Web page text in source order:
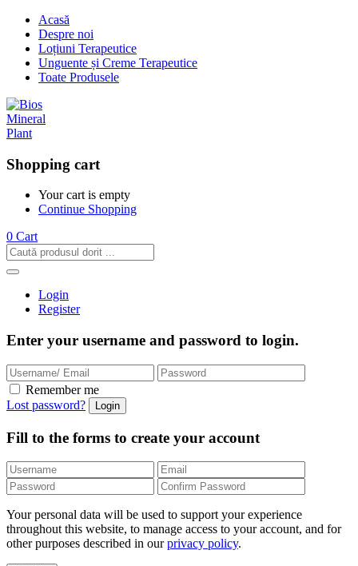
Acasă
Despre noi
Loțiuni Terapeutice
Unguente și Creme Terapeutice
Toate Produsele
Shopping cart
Your cart is empty
Continue Shopping
0 Cart
Login
Register
Enter your username and password to login.
Remember me
Lost password?
Fill to the forms to create your account
Your personal data will be used to support your experience
throughout this website, to manage access to your account, and for
other purposes described in ourprivacy policy.